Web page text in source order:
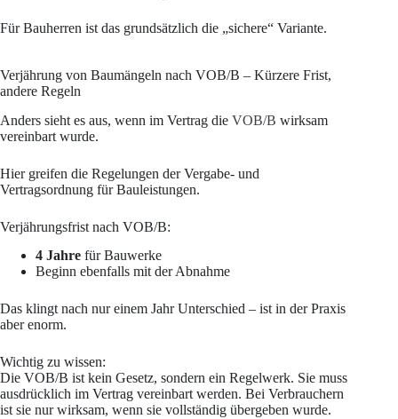
Für Bauherren ist das grundsätzlich die „sichere“ Variante.
Verjährung von Baumängeln nach VOB/B – Kürzere Frist,
andere Regeln
Anders sieht es aus, wenn im Vertrag die VOB/B wirksam
vereinbart wurde.
Hier greifen die Regelungen der Vergabe- und
Vertragsordnung für Bauleistungen.
Verjährungsfrist nach VOB/B:
4 Jahre für Bauwerke
Beginn ebenfalls mit der Abnahme
Das klingt nach nur einem Jahr Unterschied – ist in der Praxis
aber enorm.
Wichtig zu wissen:
Die VOB/B ist kein Gesetz, sondern ein Regelwerk. Sie muss
ausdrücklich im Vertrag vereinbart werden. Bei Verbrauchern
ist sie nur wirksam, wenn sie vollständig übergeben wurde.